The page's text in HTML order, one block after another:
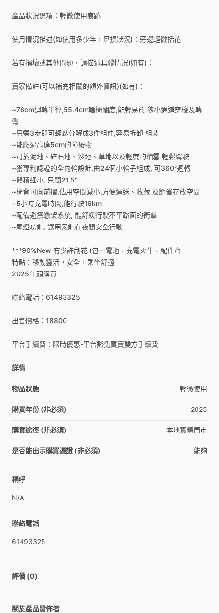
產品狀況選項：輕微使用痕跡
使用情況描述(如使用多少年，磨損狀況)：旁邊輕微括花
若有損壞或其他問題，請描述具體情況(如有)：
賣家備註(可以補充相關的額外資訊)(如有)：
~76cm迴轉半徑,55.4cm輪椅闊度,能輕易於 狹小通道穿梭及轉
彎
~只需3步即可輕鬆分解成3件組件,容易拆卸 組裝
~能爬過高達5cm的障礙物
~可於泥地、碎石地、沙地、草地以及輕度的積雪 輕鬆駕駛
~獲專利認證的全向輪設計,由24個小輪子組成, 可360°迴轉
~體積細小, 只闊21.5”
~椅背可向前摺,佔用空間減小,方便運送、收藏 及節省存放空間
~5小時充電時間,能行駛16km
~配備避震懸架系統, 能舒緩行駛不平路面的衝擊
~尾燈功能, 讓用家能在夜間安全行駛
***90%New 有少許刮花 (包一電池，充電火牛，配件齊
特點：移動靈活，安全，乘坐舒適
2025年頭購買
聯絡電話：61493325
出售價格：18800
平台手續費：限時優惠-平台豁免買賣雙方手續費
詳情
物品狀態 輕微使用
購買年份 (非必須) 2025
購買途徑 (非必須) 本地實體門市
是否能出示購買憑證 (非必須) 能夠
稱呼
N​/​A
聯絡電話
61493325
評價 (0)
關於產品發佈者